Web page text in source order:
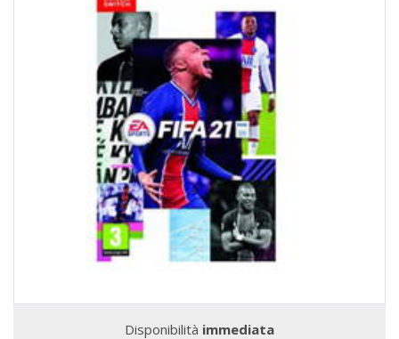
Disponibilità immediata